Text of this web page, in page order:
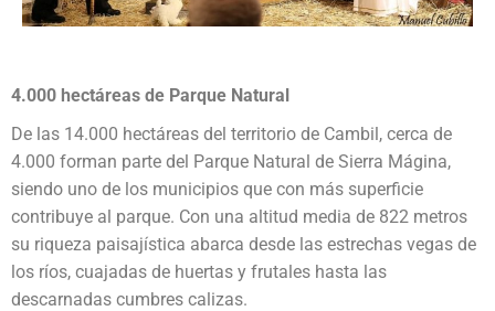
4.000 hectáreas de Parque Natural
De las 14.000 hectáreas del territorio de Cambil, cerca de
4.000 forman parte del Parque Natural de Sierra Mágina,
siendo uno de los municipios que con más superficie
contribuye al parque. Con una altitud media de 822 metros
su riqueza paisajística abarca desde las estrechas vegas de
los ríos, cuajadas de huertas y frutales hasta las
descarnadas cumbres calizas.